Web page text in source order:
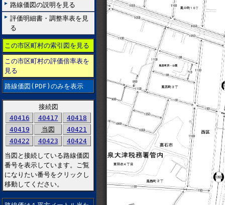
路線価図の説明を見る
評価明細書・調整率表を見
る
この市区町村の索引図を見る
この市区町村の評価倍率表を
見る
路線価図(PDF)のみを表示
接続図
40416
40417
40418
40419
当図
40421
40422
40423
40424
当図と接続している路線価図
番号を表示しています。ご覧
になりたい番号をクリックし
移動してください。